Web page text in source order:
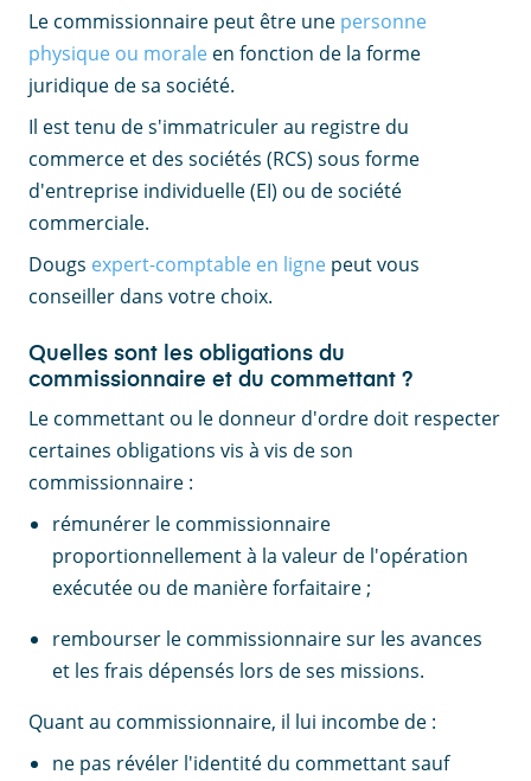
Le commissionnaire peut être une personne
physique ou morale en fonction de la forme
juridique de sa société.
Il est tenu de s'immatriculer au registre du
commerce et des sociétés (RCS) sous forme
d'entreprise individuelle (EI) ou de société
commerciale.
Dougs expert-comptable en ligne peut vous
conseiller dans votre choix.
Quelles sont les obligations du
commissionnaire et du commettant ?
Le commettant ou le donneur d'ordre doit respecter
certaines obligations vis à vis de son
commissionnaire :
rémunérer le commissionnaire
proportionnellement à la valeur de l'opération
exécutée ou de manière forfaitaire ;
rembourser le commissionnaire sur les avances
et les frais dépensés lors de ses missions.
Quant au commissionnaire, il lui incombe de :
ne pas révéler l'identité du commettant sauf